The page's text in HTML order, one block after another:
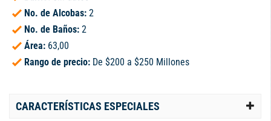
No. de Alcobas: 2
No. de Baños: 2
Área: 63,00
Rango de precio: De $200 a $250 Millones
CARACTERÍSTICAS ESPECIALES